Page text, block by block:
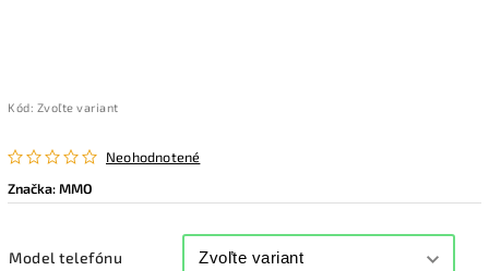
Kód: Zvoľte variant
Neohodnotené
Značka:MMO
Model telefónu